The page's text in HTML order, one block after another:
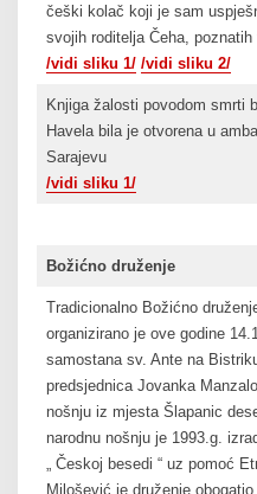
češki kolač koji je sam
svojih roditelja Čeha,
/vidi sliku 1/ /vidi sliku 2/
Knjiga žalosti povodom smrti
Havela bila je otvorena u
Sarajevu
/vidi sliku 1/
Božićno druženje
Tradicionalno Božićno
organizirano je ove godine
samostana sv. Ante na
predsjednica Jovanka
nošnju iz mjesta Šlapanic
narodnu nošnju je 1993.g.
„ Českoj besedi “ uz pomoć
Milošević je druženje